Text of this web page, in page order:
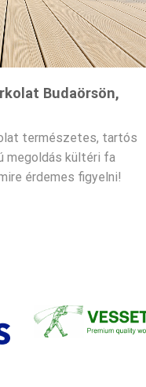
Budaörsön,
természetes, tartós
megoldás kültéri fa
érdemes figyelni!